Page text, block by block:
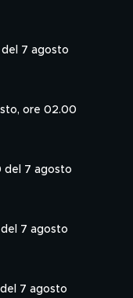
del 7 agosto
ore 02.00
del 7 agosto
del 7 agosto
7 agosto